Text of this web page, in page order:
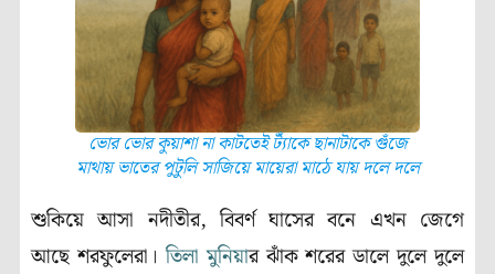
ভোর ভোর কুয়াশা না কাটতেই ট্যাঁকে ছানাটাকে গুঁজে
মাথায় ভাতের পুটুলি সাজিয়ে মায়েরা মাঠে যায় দলে দলে
শুকিয়ে আসা নদীতীর, বিবর্ণ ঘাসের বনে এখন জেগে
আছে শরফুলেরা।তিলা মুনিয়ার ঝাঁক শরের ডালে দুলে দুলে